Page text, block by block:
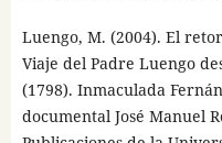
Luengo, M. (2004). El
Viaje del Padre Luengo
(1798). Inmaculada
documental José Manuel